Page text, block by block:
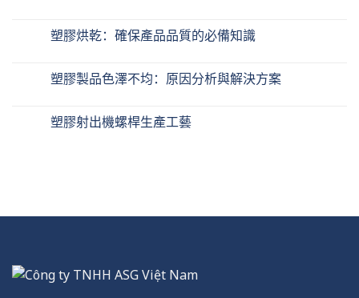
塑膠烘乾：確保產品品質的必備知識
塑膠製品色澤不均：原因分析與解決方案
塑膠射出機螺桿生產工藝